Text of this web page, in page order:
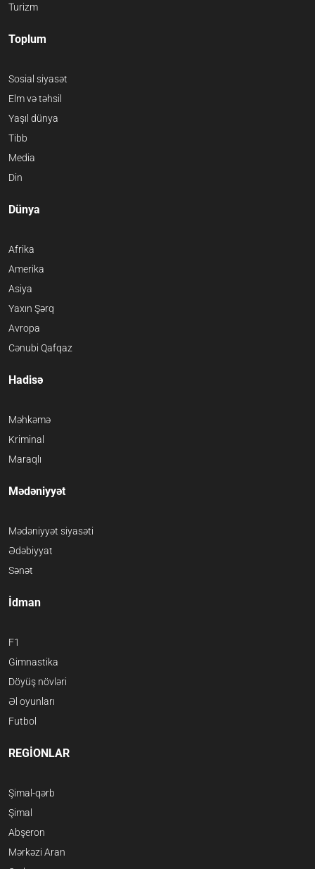
Turizm
Toplum
Sosial siyasət
Elm və təhsil
Yaşıl dünya
Tibb
Media
Din
Dünya
Afrika
Amerika
Asiya
Yaxın Şərq
Avropa
Cənubi Qafqaz
Hadisə
Məhkəmə
Kriminal
Maraqlı
Mədəniyyət
Mədəniyyət siyasəti
Ədəbiyyat
Sənət
İdman
F1
Gimnastika
Döyüş növləri
Əl oyunları
Futbol
REGİONLAR
Şimal-qərb
Şimal
Abşeron
Mərkəzi Aran